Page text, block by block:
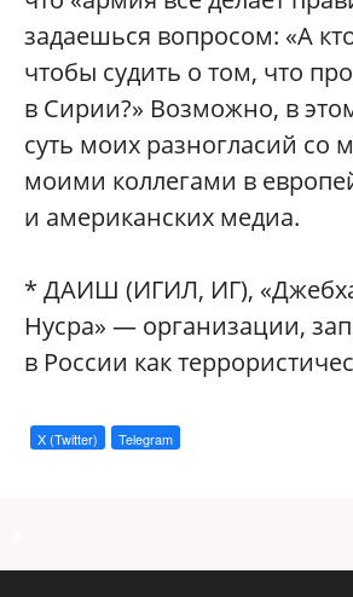
задаешься вопросом: «А
чтобы судить о том, что
в Сирии?» Возможно, в
суть моих разногласий со
моими коллегами в
и американских медиа.
* ДАИШ (ИГИЛ, ИГ),
Нусра» — организации,
в России как
X (Twitter) Telegram